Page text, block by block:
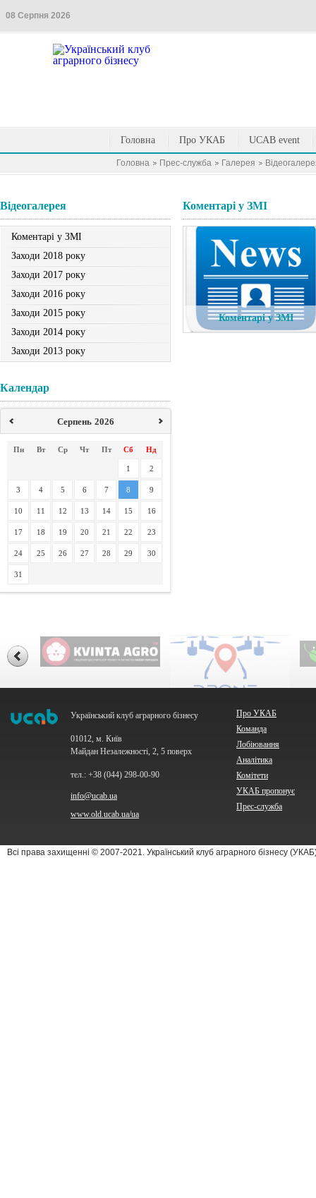
08 Серпня 2026
Головна Про УКАБ UCAB event
Головна Прес-служба Галерея
Вiдеогалерея
Коментарі у ЗМІ
Заходи 2018 року
Заходи 2017 року
Заходи 2016 року
Заходи 2015 року
Заходи 2014 року
Заходи 2013 року
Календар
Серпень 2026
Пн Вт Ср Чт Пт Сб Нд
1 2
3 4 5 6 7 8 9
10 11 12 13 14 15 16
17 18 19 20 21 22 23
24 25 26 27 28 29 30
31
Коментарі у ЗМІ
Коментарі у ЗМІ
Український клуб аграрного бізнесу
01012, м. Київ
Майдан Незалежності, 2, 5 поверх
тел.: +38 (044) 298-00-90
info@ucab.ua
www.old.ucab.ua/ua
Про УКАБ
Команда
Лобіювання
Аналітика
Комітети
УКАБ пропонує
Прес-служба
Всі права захищенні © 2007-2021. Український клуб аграрного бізнесу